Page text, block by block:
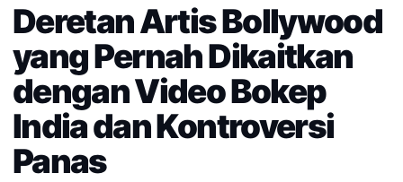
Deretan Artis Bollywood
yang Pernah Dikaitkan
dengan Video Bokep
India dan Kontroversi
Panas